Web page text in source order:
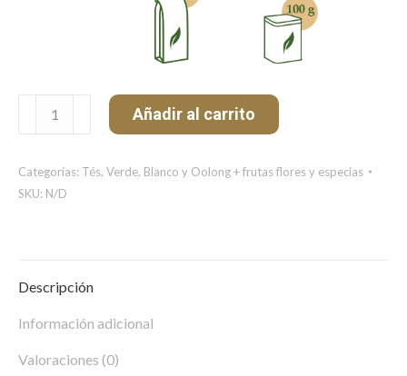
d'Amandes
cantidad
Añadir al carrito
Categorías: Tés, Verde, Blanco y Oolong + frutas flores y especias
SKU: N/D
Descripción
Información adicional
Valoraciones (0)